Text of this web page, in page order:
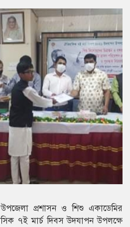
প্রশাসন ও শিশু একাডেমির
৭ই মার্চ দিবস উদযাপন উপলক্ষে